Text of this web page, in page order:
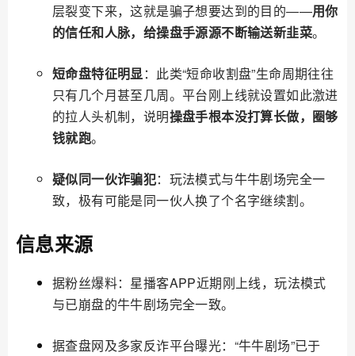
层裂变下来，这就是骗子想要达到的目的——用你
的信任和人脉，给操盘手源源不断输送新韭菜。
短命盘特征明显：此类“短命收割盘”生命周期往往
只有几个月甚至几周。平台刚上线就设置如此激进
的拉人头机制，说明操盘手根本没打算长做，圈够
钱就跑。
疑似同一伙诈骗犯：玩法模式与牛牛剧场完全一
致，极有可能是同一伙人换了个名字继续割。
信息来源
据粉丝爆料：星播客APP近期刚上线，玩法模式
与已崩盘的牛牛剧场完全一致。
据查盘网及多家反诈平台曝光：“牛牛剧场”已于